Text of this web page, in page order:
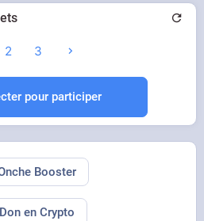
2 3
pour participer
Booster
Don en Crypto